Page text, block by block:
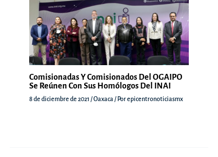
Comisionadas Y Comisionados Del OGAIPO
Se Reúnen Con Sus Homólogos Del INAI
8 de diciembre de 2021 /Oaxaca / Porepicentronoticiasmx